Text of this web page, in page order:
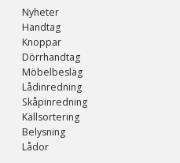
Nyheter
Handtag
Knoppar
Dörrhandtag
Möbelbeslag
Lådinredning
Skåpinredning
Källsortering
Belysning
Lådor